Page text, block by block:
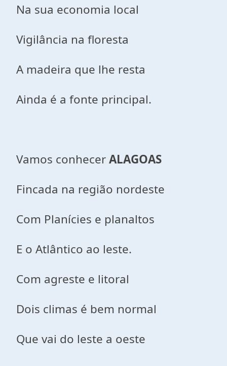
Na sua economia local
Vigilância na floresta
A madeira que lhe resta
Ainda é a fonte principal.
Vamos conhecerALAGOAS
Fincada na região nordeste
Com Planícies e planaltos
E o Atlântico ao leste.
Com agreste e litoral
Dois climas é bem normal
Que vai do leste a oeste